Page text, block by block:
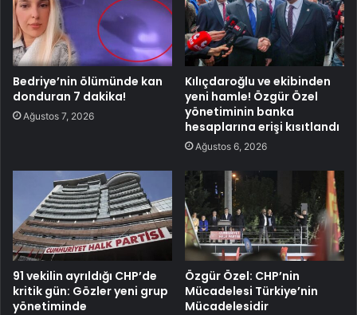
Bedriye’nin ölümünde kan
donduran 7 dakika!
Ağustos 7, 2026
Kılıçdaroğlu ve ekibinden
yeni hamle! Özgür Özel
yönetiminin banka
hesaplarına erişi kısıtlandı
Ağustos 6, 2026
91 vekilin ayrıldığı CHP’de
kritik gün: Gözler yeni grup
yönetiminde
Özgür Özel: CHP’nin
Mücadelesi Türkiye’nin
Mücadelesidir